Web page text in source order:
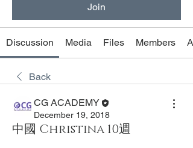
Join
Discussion Media Files Members
Back
CG ACADEMY
December 19, 2018
中國 Christina 10週